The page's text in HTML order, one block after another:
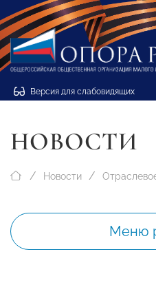
Версия для слабовидящих
НОВОСТИ
Новости
Меню